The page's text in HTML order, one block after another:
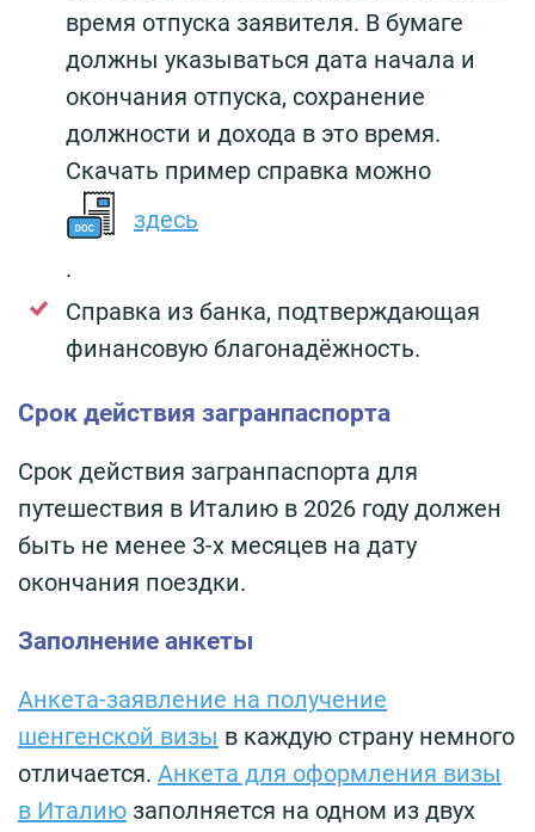
время отпуска заявителя. В бумаге
должны указываться дата начала и
окончания отпуска, сохранение
должности и дохода в это время.
Скачать пример справка можно
здесь
.
Справка из банка, подтверждающая
финансовую благонадёжность.
Срок действия загранпаспорта
Срок действия загранпаспорта для
путешествия в Италию в 2026 году должен
быть не менее 3-х месяцев на дату
окончания поездки.
Заполнение анкеты
Анкета-заявление на получение
шенгенской визы в каждую страну немного
отличается. Анкета для оформления визы
в Италию заполняется на одном из двух